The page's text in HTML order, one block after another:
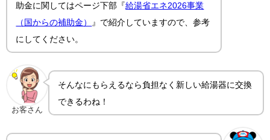
助金に関してはページ下部『給湯省エネ2026事業
（国からの補助金）
』で紹介していますので、参考
にしてください。
お客さん
そんなにもらえるなら負担なく新しい給湯器に交換
できるわね！